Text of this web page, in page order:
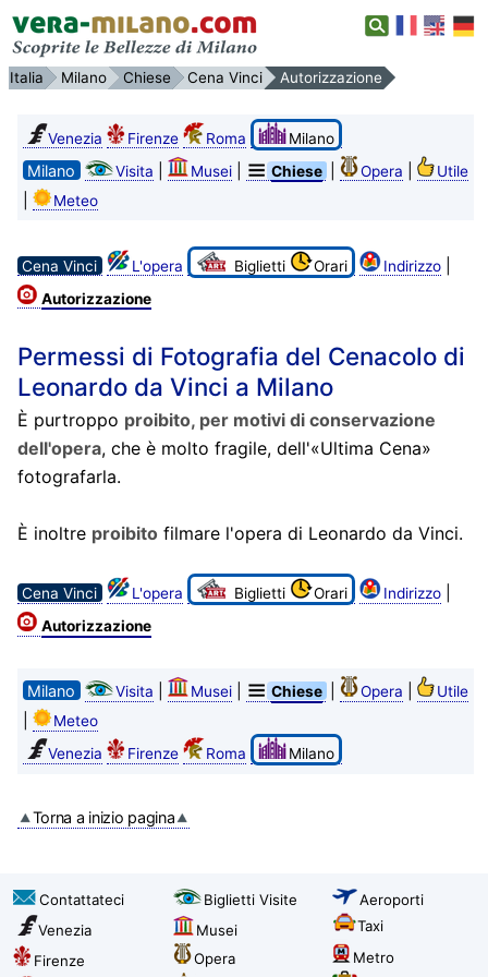
Italia Milano Chiese Cena Vinci Autorizzazione
Venezia Firenze Roma Milano
Milano Visita Musei| Chiese Opera Utile
Meteo
Cena Vinci L'opera Biglietti Orari Indirizzo|
Autorizzazione
Permessi di Fotografia del Cenacolo di
Leonardo da Vinci a Milano
È purtroppo proibito, per motivi di conservazione
dell'opera, che è molto fragile, dell'«Ultima Cena»
fotografarla.
È inoltre proibitofilmare l'opera di Leonardo da Vinci.
Cena Vinci L'opera Biglietti Orari Indirizzo|
Autorizzazione
Milano Visita Musei| Chiese Opera Utile
Meteo
Venezia
Firenze Roma Milano
Torna a inizio pagina
Contattateci
Venezia
Firenze
Biglietti Visite
Musei
Opera
Aeroporti
Taxi
Metro